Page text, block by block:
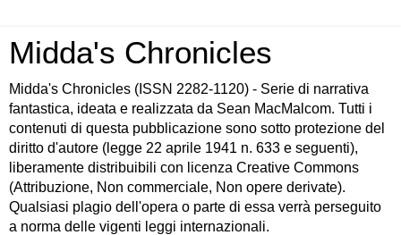
Midda's Chronicles
Midda's Chronicles (ISSN 2282-1120) - Serie di narrativa
fantastica, ideata e realizzata da Sean MacMalcom. Tutti i
contenuti di questa pubblicazione sono sotto protezione del
diritto d'autore (legge 22 aprile 1941 n. 633 e seguenti),
liberamente distribuibili con licenza Creative Commons
(Attribuzione, Non commerciale, Non opere derivate).
Qualsiasi plagio dell'opera o parte di essa verrà perseguito
a norma delle vigenti leggi internazionali.